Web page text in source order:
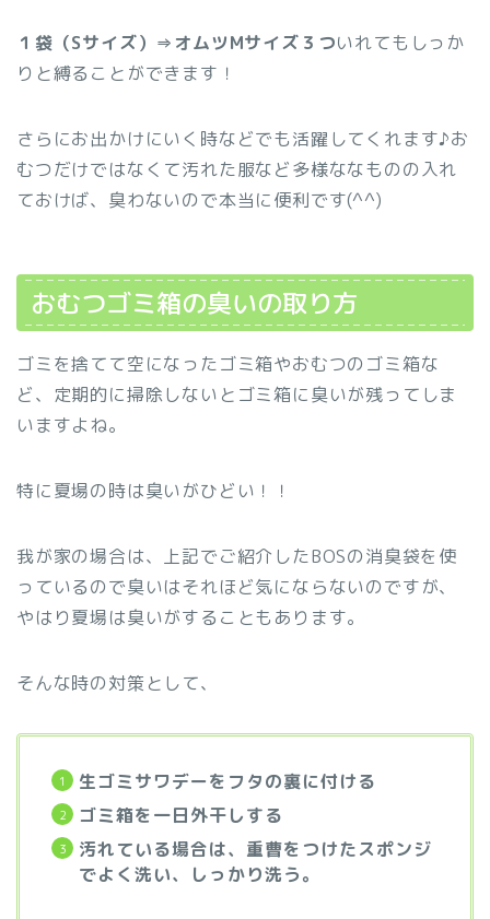
１袋（Sサイズ）⇒オムツMサイズ３ついれてもしっか
りと縛ることができます！
さらにお出かけにいく時などでも活躍してくれます♪お
むつだけではなくて汚れた服など多様ななものの入れ
ておけば、臭わないので本当に便利です(^^)
おむつゴミ箱の臭いの取り方
ゴミを捨てて空になったゴミ箱やおむつのゴミ箱な
ど、定期的に掃除しないとゴミ箱に臭いが残ってしま
いますよね。
特に夏場の時は臭いがひどい！！
我が家の場合は、上記でご紹介したBOSの消臭袋を使
っているので臭いはそれほど気にならないのですが、
やはり夏場は臭いがすることもあります。
そんな時の対策として、
生ゴミサワデーをフタの裏に付ける
ゴミ箱を一日外干しする
汚れている場合は、重曹をつけたスポンジ
でよく洗い、しっかり洗う。